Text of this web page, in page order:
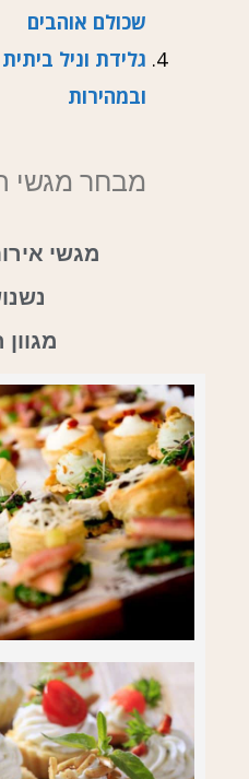
שכולם אוהבים
גלידת וניל
ובמהירות
מבחר מגשי
מגשי
מגוון